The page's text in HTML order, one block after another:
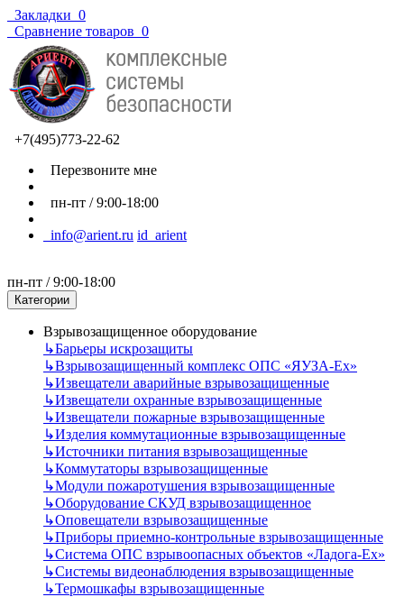
Закладки 0
Сравнение товаров 0
+7(495)773-22-62
Перезвоните мне
пн-пт / 9:00-18:00
info@arient.ru id_arient
пн-пт / 9:00-18:00
Категории
Взрывозащищенное оборудование
↳Барьеры искрозащиты
↳Взрывозащищенный комплекс ОПС «ЯУЗА-Ех»
↳Извещатели аварийные взрывозащищенные
↳Извещатели охранные взрывозащищенные
↳Извещатели пожарные взрывозащищенные
↳Изделия коммутационные взрывозащищенные
↳Источники питания взрывозащищенные
↳Коммутаторы взрывозащищенные
↳Модули пожаротушения взрывозащищенные
↳Оборудование СКУД взрывозащищенное
↳Оповещатели взрывозащищенные
↳Приборы приемно-контрольные взрывозащищенные
↳Система ОПС взрывоопасных объектов «Ладога-Ex»
↳Системы видеонаблюдения взрывозащищенные
↳Термошкафы взрывозащищенные